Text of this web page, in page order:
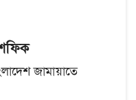
জামায়াতে